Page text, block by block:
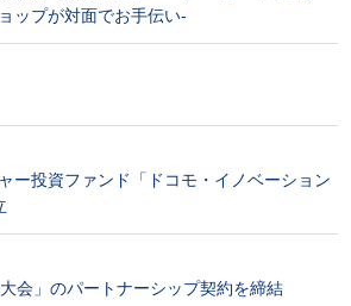
ップが対面でお手伝い‐
ー投資ファンド「ドコモ・イノベーション
会」のパートナーシップ契約を締結